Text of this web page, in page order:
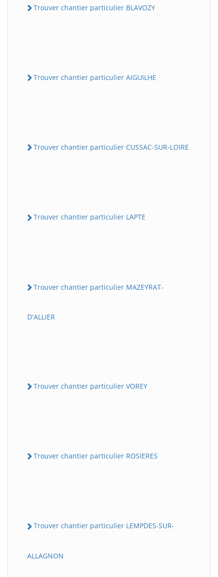
Trouver chantier particulier BLAVOZY
Trouver chantier particulier AIGUILHE
Trouver chantier particulier CUSSAC-SUR-LOIRE
Trouver chantier particulier LAPTE
Trouver chantier particulier MAZEYRAT-
D'ALLIER
Trouver chantier particulier VOREY
Trouver chantier particulier ROSIERES
Trouver chantier particulier LEMPDES-SUR-
ALLAGNON